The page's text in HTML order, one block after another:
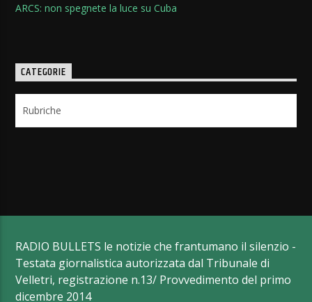
ARCS: non spegnete la luce su Cuba
CATEGORIE
RADIO BULLETS le notizie che frantumano il silenzio -
Testata giornalistica autorizzata dal Tribunale di
Velletri, registrazione n.13/ Provvedimento del primo
dicembre 2014